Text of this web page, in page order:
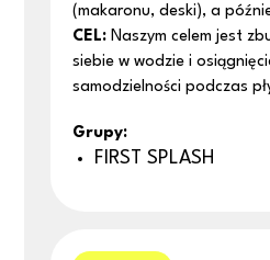
(makaronu, deski), a
CEL: Naszym celem jest
siebie w wodzie i
samodzielności podczas
Grupy:
FIRST SPLASH